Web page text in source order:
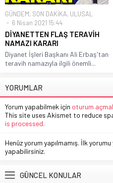
GÜNDEM, SON DAKİKA, ULUSAL
6 Nisan 2021 15:44
DİYANETTEN FLAŞ TERAVİH
NAMAZI KARARI
Diyanet İşleri Başkanı Ali Erbaş'tan
teravih namazıyla ilgili önemli...
YORUMLAR
Yorum yapabilmek için oturum
This site uses Akismet to reduce
is processed.
Henüz yorum yapılmamış. İlk
yapabilirsiniz.
GÜNCEL KONULAR